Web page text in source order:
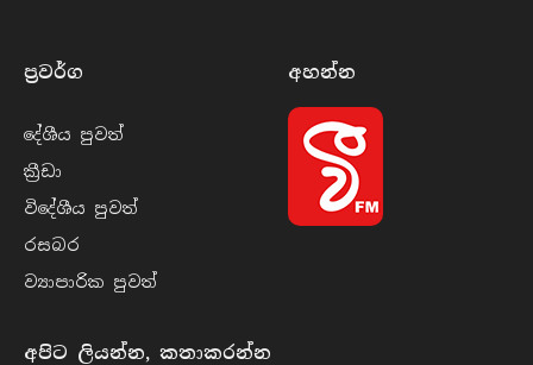
ප්‍රවර්​ග
දේශීය පුව​ත්
ක්‍රී​ඩා
විදේශීය පුව​ත්
රසබ​ර
ව්‍යාපාරික පුව​ත්
අහන්​න
අපිට ලියන්න, කතාකරන්න